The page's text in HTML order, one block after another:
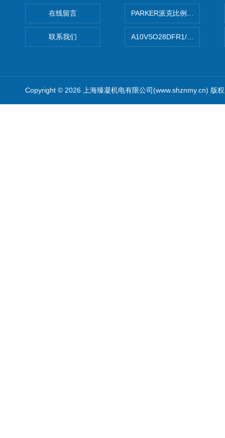
在线留言
联系我们
PARKER派克比例阀 柱塞泵
A10VSO28DFR1/
Copyright © 2026 上海臻凝机电有限公司(www.shznmy.cn) 版